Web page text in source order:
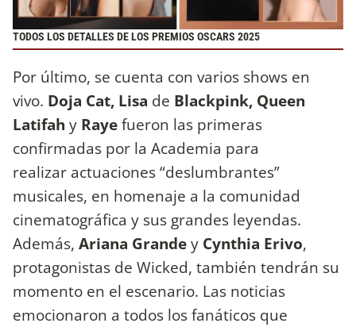
TODOS LOS DETALLES DE LOS PREMIOS OSCARS 2025
Por último, se cuenta con varios shows en
vivo. Doja Cat, Lisa de Blackpink, Queen
Latifah y Rayefueron las primeras
confirmadas por la Academia para
realizar actuaciones “deslumbrantes”
musicales, en homenaje a la comunidad
cinematográfica y sus grandes leyendas.
Además, Ariana Grandey Cynthia Erivo,
protagonistas de Wicked, también tendrán su
momento en el escenario. Las noticias
emocionaron a todos los fanáticos que